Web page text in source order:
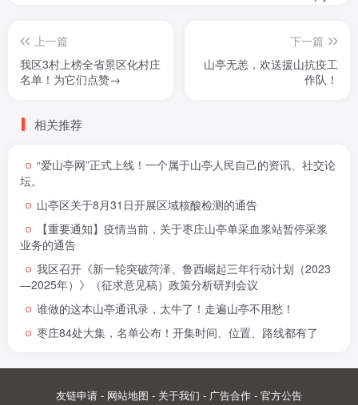
上一篇
我区3村上榜全省景区化村庄
名单！为它们点赞→
下一篇
山亭无恙，欢送援山抗疫工
作队！
相关推荐
“爱山亭网”正式上线！一个属于山亭人民自己的资讯、社交论
坛。
山亭区关于8月31日开展区域核酸检测的通告
【重要通知】疫情当前，关于枣庄山亭单采血浆站暂停采浆
业务的通告
我区召开《新一轮突破菏泽、鲁西崛起三年行动计划（2023
—2025年）》（征求意见稿）政策分析研判会议
谁做的这本山亭通讯录，太牛了！走遍山亭不用愁！
枣庄84处大集，名单公布！开集时间、位置、路线都有了
友链申请 - 网站地图 - 关于我们 - 广告合作 - 官方公告